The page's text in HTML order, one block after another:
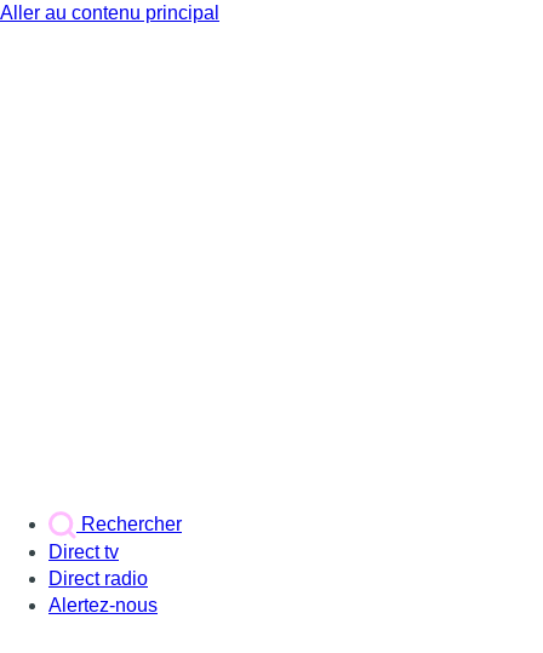
Aller au contenu principal
Rechercher
Direct tv
Direct radio
Alertez-nous